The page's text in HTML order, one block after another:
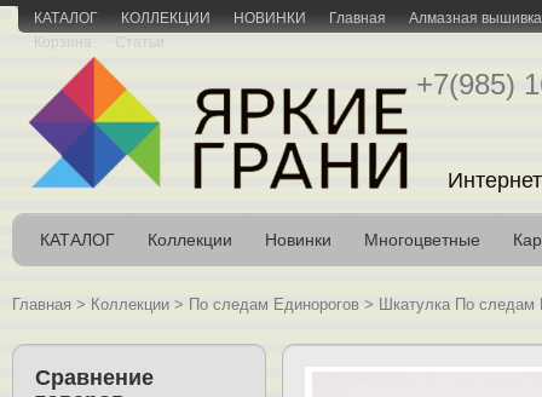
КАТАЛОГ КОЛЛЕКЦИИ НОВИНКИ Главная
Алмазная вышивка
Корзина
Статьи
+7(985)
КАТАЛОГ Коллекции Новинки Многоцветные
Главная > Коллекции > По следам Единорогов > Шкатулка По следам
Сравнение